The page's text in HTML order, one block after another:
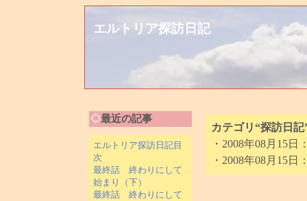
エルトリア探訪日記
◇最近の記事
エルトリア探訪日記目
次
最終話 終わりにして
始まり（下）
最終話 終わりにして
カテゴリ“探訪日
・2008年08月15日
・2008年08月15日